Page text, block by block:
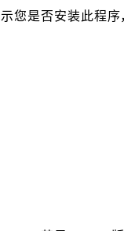
是否安装此程序